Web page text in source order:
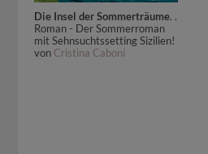
Die Insel der Sommerträume. .
Roman - Der Sommerroman
mit Sehnsuchtssetting Sizilien!
von Cristina Caboni